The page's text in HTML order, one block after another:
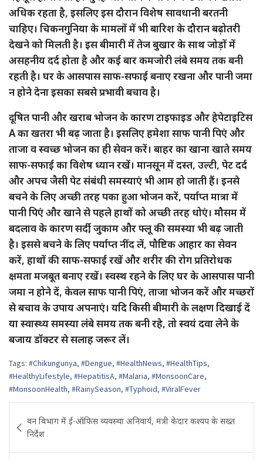
अधिक रहता है, इसलिए इस दौरान विशेष सावधानी बरतनी
चाहिए। चिकनगुनिया के मामलों में भी बारिश के दौरान बढ़ोतरी
देखने को मिलती है। इस बीमारी में तेज बुखार के साथ जोड़ों में
असहनीय दर्द होता है और कई बार कमजोरी लंबे समय तक बनी
रहती है। घर के आसपास साफ-सफाई बनाए रखना और पानी जमा
न होने देना इसका सबसे प्रभावी बचाव है।
दूषित पानी और खराब भोजन के कारण टाइफाइड और हेपेटाइटिस
A का खतरा भी बढ़ जाता है। इसलिए हमेशा साफ पानी पिएं और
ताजा व स्वच्छ भोजन का ही सेवन करें। बाहर का खाना खाते समय
साफ-सफाई का विशेष ध्यान रखें। मानसून में दस्त, उल्टी, पेट दर्द
और अपच जैसी पेट संबंधी समस्याएं भी आम हो जाती हैं। इनसे
बचने के लिए अच्छी तरह पका हुआ भोजन करें, पर्याप्त मात्रा में
पानी पिएं और खाने से पहले हाथों को अच्छी तरह धोएं। मौसम में
बदलाव के कारण सर्दी, जुकाम और फ्लू की समस्या भी बढ़ जाती
है। इससे बचने के लिए पर्याप्त नींद लें, पौष्टिक आहार का सेवन
करें, हाथों की साफ-सफाई रखें और शरीर की रोग प्रतिरोधक
क्षमता मजबूत बनाए रखें। स्वस्थ रहने के लिए घर के आसपास पानी
जमा न होने दें, केवल साफ पानी पिएं, ताजा भोजन करें और मच्छरों
से बचाव के उपाय अपनाएं। यदि किसी बीमारी के लक्षण दिखाई दें
या स्वास्थ्य समस्या लंबे समय तक बनी रहे, तो स्वयं दवा लेने के
बजाय डॉक्टर से सलाह जरूर लें।
Tags: #Chikungunya, #Dengue, #HealthNews, #HealthTips,
#HealthyLifestyle, #HepatitisA, #Malaria, #MonsoonCare,
#MonsoonHealth, #RainySeason, #Typhoid, #ViralFever
navigation
वन विभाग में ई-ऑफिस व्यवस्था अनिवार्य, मंत्री केदार कश्यप के सख्त
निर्देश